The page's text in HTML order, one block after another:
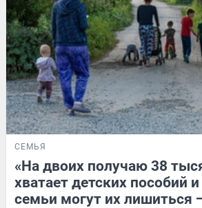
СЕМЬЯ
«На двоих получаю 38
хватает детских пособий
семьи могут их лишиться